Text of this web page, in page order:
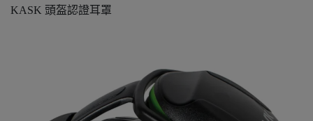
KASK 頭盔認證耳罩